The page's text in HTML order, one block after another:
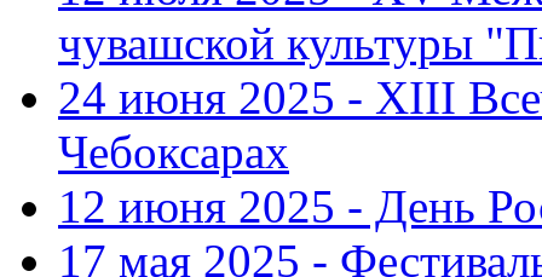
чувашской культуры
24 июня 2025 - XIII
Чебоксарах
12 июня 2025 - День
17 мая 2025 -